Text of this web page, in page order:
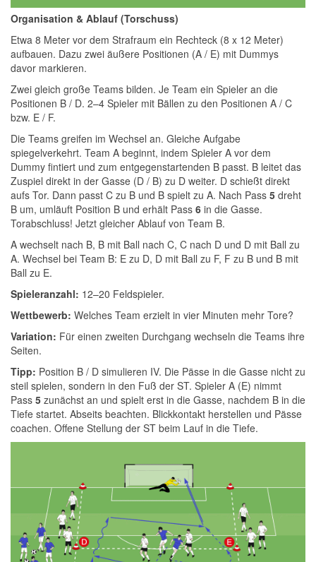
Organisation & Ablauf (Torschuss)
Etwa 8 Meter vor dem Strafraum ein Rechteck (8 x 12 Meter)
aufbauen. Dazu zwei äußere Positionen (A / E) mit Dummys
davor markieren.
Zwei gleich große Teams bilden. Je Team ein Spieler an die
Positionen B / D. 2–4 Spieler mit Bällen zu den Positionen A / C
bzw. E / F.
Die Teams greifen im Wechsel an. Gleiche Aufgabe
spiegelverkehrt. Team A beginnt, indem Spieler A vor dem
Dummy fintiert und zum entgegenstartenden B passt. B leitet das
Zuspiel direkt in der Gasse (D / B) zu D weiter. D schießt direkt
aufs Tor. Dann passt C zu B und B spielt zu A. Nach Pass 5 dreht
B um, umläuft Position B und erhält Pass 6 in die Gasse.
Torabschluss! Jetzt gleicher Ablauf von Team B.
A wechselt nach B, B mit Ball nach C, C nach D und D mit Ball zu
A. Wechsel bei Team B: E zu D, D mit Ball zu F, F zu B und B mit
Ball zu E.
Spieleranzahl: 12–20 Feldspieler.
Wettbewerb: Welches Team erzielt in vier Minuten mehr Tore?
Variation: Für einen zweiten Durchgang wechseln die Teams ihre
Seiten.
Tipp: Position B / D simulieren IV. Die Pässe in die Gasse nicht zu
steil spielen, sondern in den Fuß der ST. Spieler A (E) nimmt
Pass 5 zunächst an und spielt erst in die Gasse, nachdem B in die
Tiefe startet. Abseits beachten. Blickkontakt herstellen und Pässe
coachen. Offene Stellung der ST beim Lauf in die Tiefe.